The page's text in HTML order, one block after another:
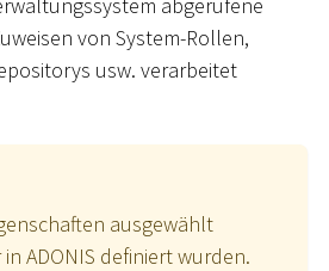
von System-Rollen,
usw. verarbeitet
ausgewählt
ADONIS definiert wurden.